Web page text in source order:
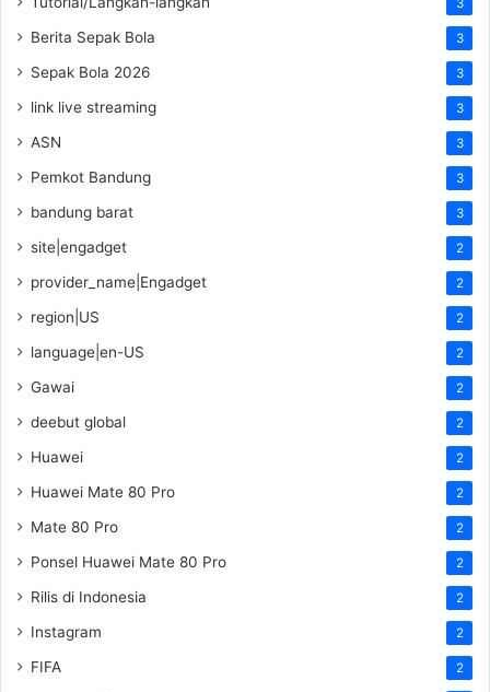
3
Berita Sepak Bola 3
Sepak Bola 2026 3
link live streaming 3
ASN 3
Pemkot Bandung 3
bandung barat 3
site|engadget 2
provider_name|Engadget 2
region|US 2
language|en-US 2
Gawai 2
deebut global 2
Huawei 2
Huawei Mate 80 Pro 2
Mate 80 Pro 2
Ponsel Huawei Mate 80 Pro 2
Rilis di Indonesia 2
Instagram 2
FIFA 2